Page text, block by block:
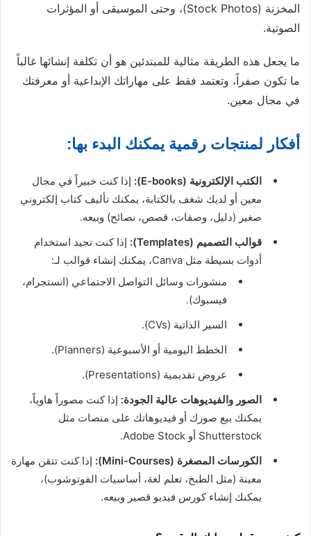
المخزنة (Stock Photos)، وحتى الموسيقى أو المؤثرات
الصوتية.
ما يجعل هذه الطريقة مثالية للمبتدئين هو أن تكلفة إنشائها غالباً
ما تكون صفراً، وتعتمد فقط على مهاراتك الإبداعية أو معرفتك
في مجال معين.
أفكار لمنتجات رقمية يمكنك البدء بها:
الكتب الإلكترونية (E-books):
إذا كنت خبيراً في مجال
معين أو لديك شغف بالكتابة، يمكنك تأليف كتاب إلكتروني
صغير (دليل، وصفات، قصص، نصائح) وبيعه.
قوالب التصميم (Templates):
إذا كنت تجيد استخدام
أدوات بسيطة مثل Canva، يمكنك إنشاء قوالب لـ:
منشورات وسائل التواصل الاجتماعي (انستجرام،
فيسبوك).
السير الذاتية (CVs).
الخطط اليومية أو الأسبوعية (Planners).
عروض تقديمية (Presentations).
الصور والفيديوهات عالية الجودة: إذا كنت مصوراً هاوياً،
يمكنك بيع صورك أو فيديوهاتك على منصات مثل
Shutterstock أو Adobe Stock.
الكورسات المصغرة (Mini-Courses):
إذا كنت تتقن مهارة
معينة (مثل الطبخ، تعلم لغة، أساسيات الفوتوشوب)،
يمكنك إنشاء كورس فيديو قصير وبيعه.